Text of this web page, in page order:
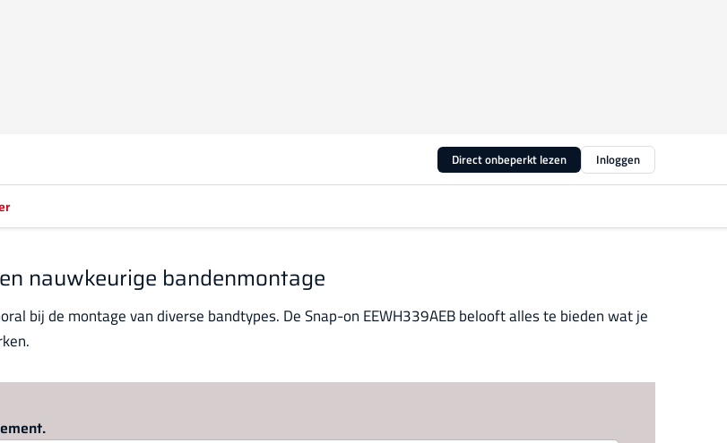
Direct onbeperkt lezen Inloggen
nauwkeurige bandenmontage
bij de montage van diverse bandtypes. De Snap-on EEWH339AEB belooft alles te bieden wat je